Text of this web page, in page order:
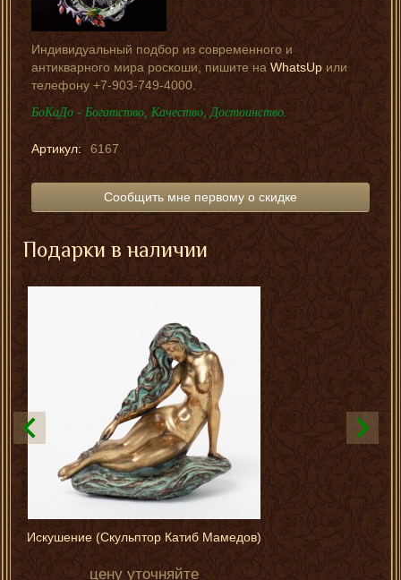
Индивидуальный подбор из современного и
антикварного мира роскоши, пишите наWhatsUpили
телефону +7-903-749-4000.
БоКаДо - Богатство, Качество, Достоинство.
Артикул: 6167
Сообщить мне первому о скидке
Подарки в наличии
Искушение (Скульптор Катиб Мамедов)
цену уточняйте